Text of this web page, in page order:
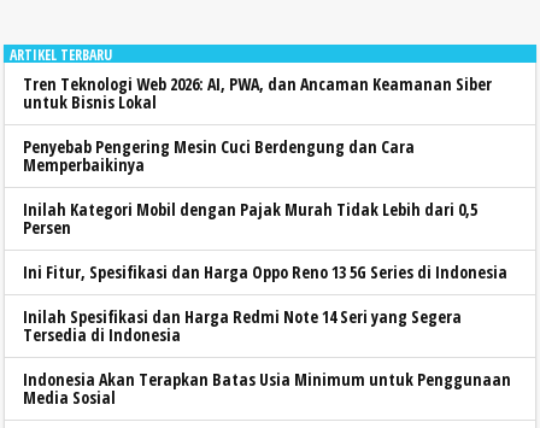
ARTIKEL TERBARU
Tren Teknologi Web 2026: AI, PWA, dan Ancaman Keamanan Siber
untuk Bisnis Lokal
Penyebab Pengering Mesin Cuci Berdengung dan Cara
Memperbaikinya
Inilah Kategori Mobil dengan Pajak Murah Tidak Lebih dari 0,5
Persen
Ini Fitur, Spesifikasi dan Harga Oppo Reno 13 5G Series di Indonesia
Inilah Spesifikasi dan Harga Redmi Note 14 Seri yang Segera
Tersedia di Indonesia
Indonesia Akan Terapkan Batas Usia Minimum untuk Penggunaan
Media Sosial